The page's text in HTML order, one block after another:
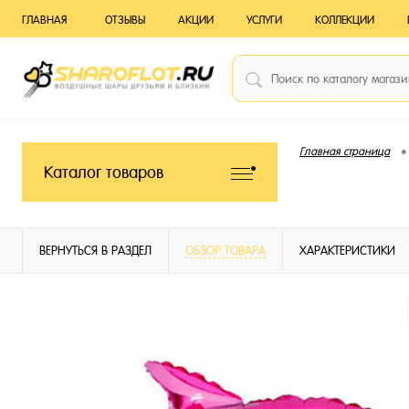
ГЛАВНАЯ ОТЗЫВЫ АКЦИИ УСЛУГИ КОЛЛЕКЦИИ
Каталог товаров
Главная страница •
ВЕРНУТЬСЯ В РАЗДЕЛ ОБЗОР ТОВАРА ХАРАКТЕРИСТИКИ